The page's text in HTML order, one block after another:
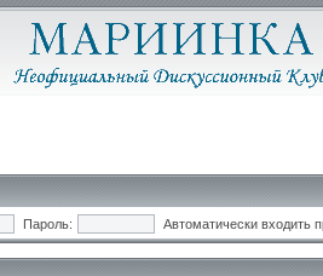
Пароль: Автоматически входить